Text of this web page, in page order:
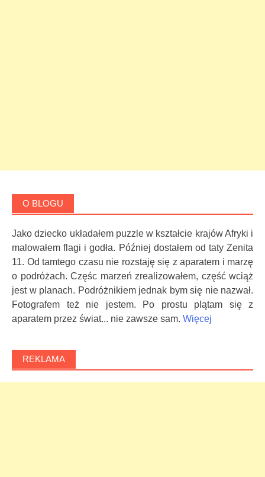
O BLOGU
Jako dziecko układałem puzzle w kształcie krajów Afryki i
malowałem flagi i godła. Później dostałem od taty Zenita
11. Od tamtego czasu nie rozstaję się z aparatem i marzę
o podróżach. Częśc marzeń zrealizowałem, część wciąż
jest w planach. Podróżnikiem jednak bym się nie nazwał.
Fotografem też nie jestem. Po prostu plątam się z
aparatem przez świat... nie zawsze sam. Więcej
REKLAMA